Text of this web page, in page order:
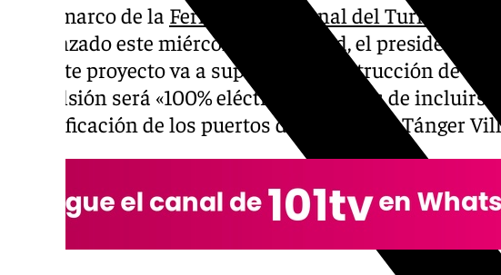
En el marco de la Feria Internacional del Turismo,
comenzado este miércoles en Madrid, el presidente
que este proyecto va a suponer la construcción de dos
propulsión será «100% eléctrica», además de
electrificación de los puertos de Tarifa y de Tánger